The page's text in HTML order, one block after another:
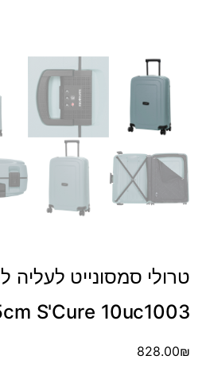
S'Cure 10uc1003
828.00₪